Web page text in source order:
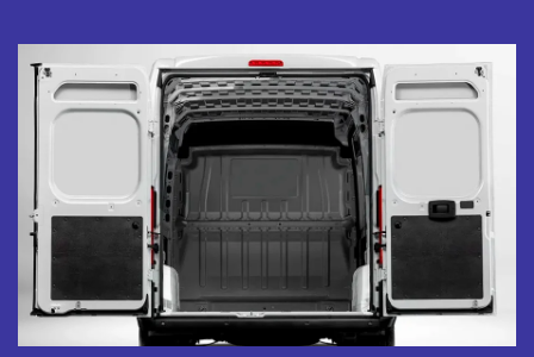
AMPLA ABERTURA DA
Mais versatilidade para o seu